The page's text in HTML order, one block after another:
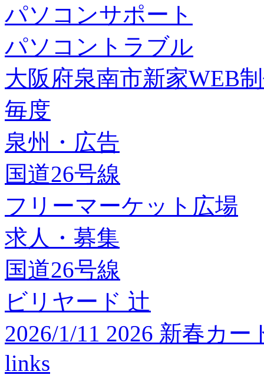
パソコンサポート
パソコントラブル
大阪府泉南市新家WEB
毎度
泉州・広告
国道26号線
フリーマーケット広場
求人・募集
国道26号線
ビリヤード 辻
2026/1/11 2026 新春カ
links